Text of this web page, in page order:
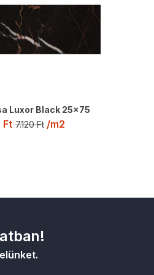
Luxor Black 25×75
Ft 7.120Ft /m2